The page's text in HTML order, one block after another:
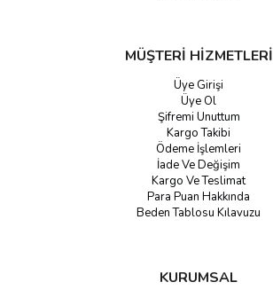
MÜŞTERİ HİZMETLERİ
Üye Girişi
Üye Ol
Şifremi Unuttum
Kargo Takibi
Ödeme İşlemleri
İade Ve Değişim
Kargo Ve Teslimat
Para Puan Hakkında
Beden Tablosu Kılavuzu
KURUMSAL